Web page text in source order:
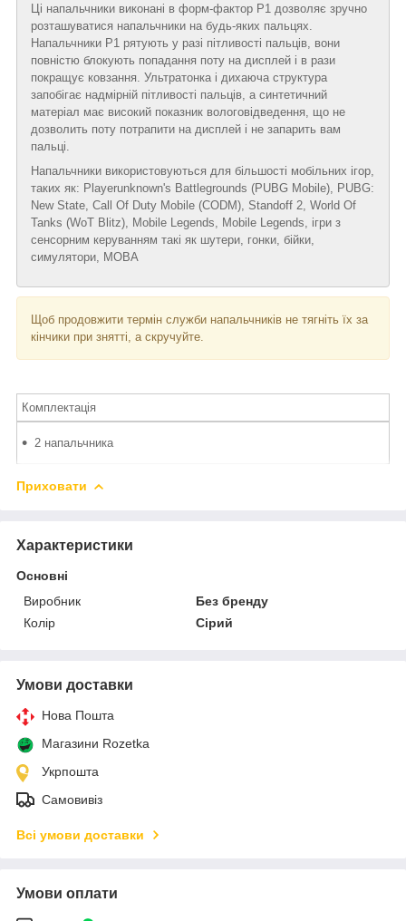
Ці напальчники виконані в форм-фактор P1 дозволяє зручно
розташуватися напальчники на будь-яких пальцях.
Напальчники P1 рятують у разі пітливості пальців, вони
повністю блокують попадання поту на дисплей і в рази
покращує ковзання. Ультратонка і дихаюча структура
запобігає надмірній пітливості пальців, а синтетичний
матеріал має високий показник вологовідведення, що не
дозволить поту потрапити на дисплей і не запарить вам
пальці.
Напальчники використовуються для більшості мобільних ігор,
таких як: Playerunknown's Battlegrounds (PUBG Mobile), PUBG:
New State, Call Of Duty Mobile (CODM), Standoff 2, World Of
Tanks (WoT Blitz), Mobile Legends, Mobile Legends, ігри з
сенсорним керуванням такі як шутери, гонки, бійки,
симулятори, MOBA
Щоб продовжити термін служби напальчників не тягніть їх за
кінчики при знятті, а скручуйте.
Комплектація
2 напальчника
Приховати
Характеристики
Основні
Виробник
Без бренду
Колір
Сірий
Умови доставки
Нова Пошта
Магазини Rozetka
Укрпошта
Самовивіз
Всі умови доставки
Умови оплати